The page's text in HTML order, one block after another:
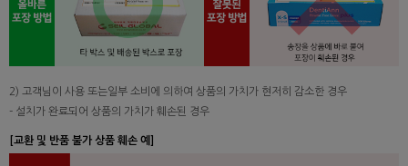
2) 고객님이 사용 또는일부 소비에 의하여 상품의 가치가 현저히 감소한 경우
- 설치가 완료되어 상품의 가치가 훼손된 경우
[교환 및 반품 불가 상품 훼손 예]